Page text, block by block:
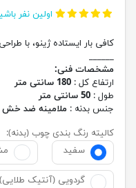
اولین نفر
کافی بار ایستاده ژینو، با طراحی مینیمال و
______
مشخصات فنی:
ارتفاع کل : 180 سانتی متر
طول : 50 سانتی متر
جنس بدنه : ملامینه ضد خش
کالیته رنگ بندی چوب (بدنه):
سفید
گردویی (آنتیک طلایی)